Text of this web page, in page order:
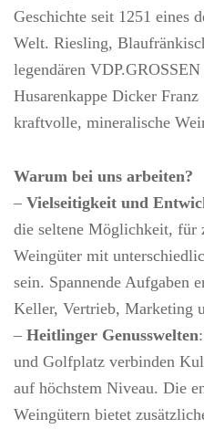
Geschichte seit 1251 eines
Welt. Riesling,
legendären
Husarenkappe Dicker
kraftvolle, mineralische
Warum bei uns arbeiten?
– Vielseitigkeit und
die seltene Möglichkeit, für
Weingüter mit
sein. Spannende Aufgaben
Keller, Vertrieb, Marketing
– Heitlinger Genusswelten
und Golfplatz verbinden
auf höchstem Niveau. Die
Weingütern bietet